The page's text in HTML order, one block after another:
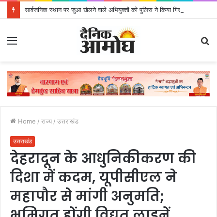
सार्वजनिक स्थान पर जुआ खेलने वाले अभियुक्तों को पुलिस ने किया गिरफ्तार
Home / राज्य / उत्तराखंड
उत्तराखंड
देहरादून के आधुनिकीकरण की
दिशा में कदम, यूपीसीएल ने
महापौर से मांगी अनुमति;